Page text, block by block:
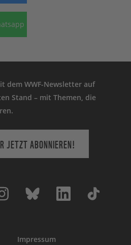
dem WWF-Newsletter auf
Stand – mit Themen, die
JETZT ABONNIEREN!
Impressum